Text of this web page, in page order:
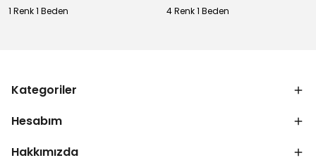
1 Renk 1 Beden 4 Renk 1 Beden
Kategoriler
Hesabım
Hakkımızda